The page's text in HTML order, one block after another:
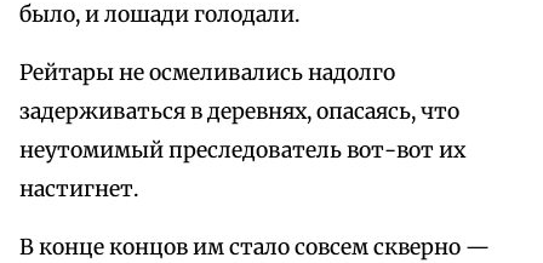
было, и лошади голодали.
Рейтары не осмеливались надолго
задерживаться в деревнях, опасаясь, что
неутомимый преследователь вот-вот их
настигнет.
В конце концов им стало совсем скверно —